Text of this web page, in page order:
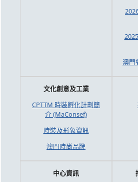
澳門
文化創意及工業
CPTTM 時裝孵化計劃簡
介 (MaConsef)
時裝及形象資訊
澳門時尚品牌
中心資訊